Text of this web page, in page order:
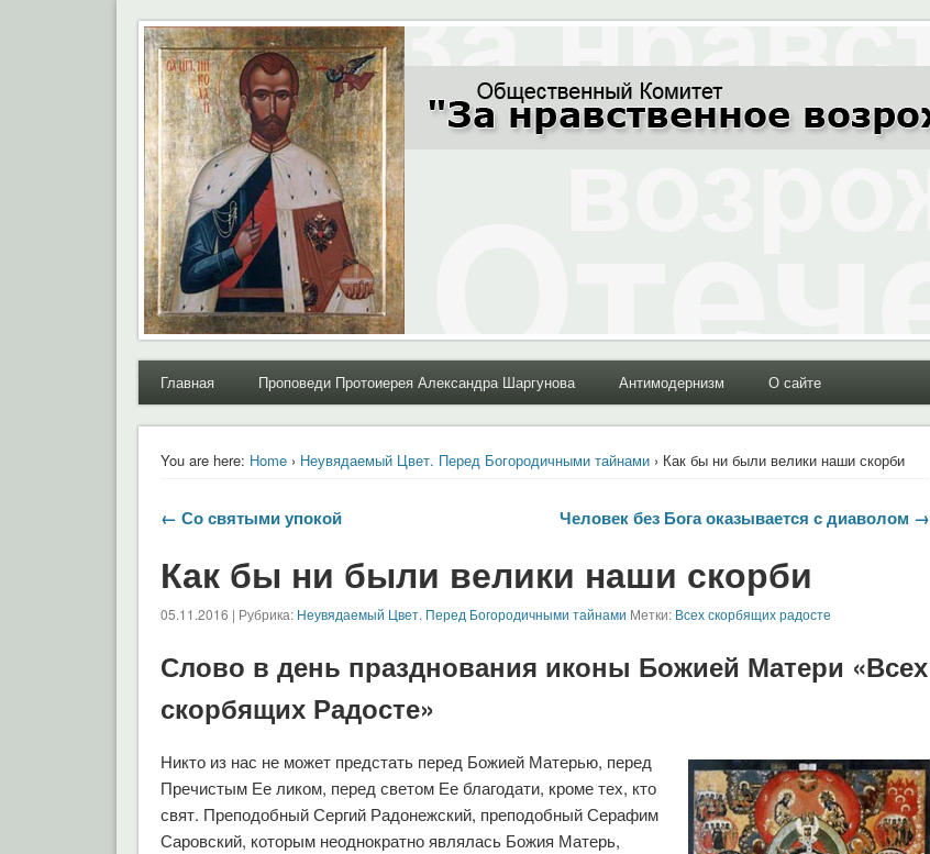
Moral.Ru
Общественный Комитет "За нравственное возрождение Отечества"
Главная Проповеди Протоиерея Александра Шаргунова Антимодернизм О сайте
You are here: Home› Неувядаемый Цвет. Перед Богородичными тайнами› Как бы ни были велики наши скорби
← Со святыми упокой Человек без Бога оказывается с диаволом →
Как бы ни были велики наши скорби
05.11.2016 | Рубрика: Неувядаемый Цвет. Перед Богородичными тайнами Метки: Всех скорбящих радосте
Слово в день празднования иконы Божией Матери «Всех
скорбящих Радосте»
Никто из нас не может предстать перед Божией Матерью, перед
Пречистым Ее ликом, перед светом Ее благодати, кроме тех, кто
свят. Преподобный Сергий Радонежский, преподобный Серафим
Саровский, которым неоднократно являлась Божия Матерь,